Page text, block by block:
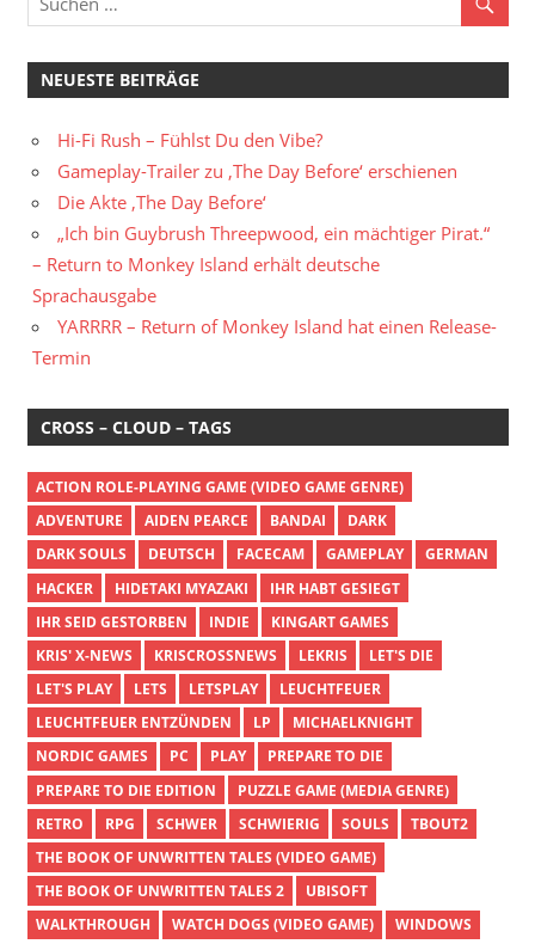
NEUESTE BEITRÄGE
Hi-Fi Rush – Fühlst Du den Vibe?
Gameplay-Trailer zu ‚The Day Before‘ erschienen
Die Akte ‚The Day Before‘
„Ich bin Guybrush Threepwood, ein mächtiger Pirat.“
– Return to Monkey Island erhält deutsche
Sprachausgabe
YARRRR – Return of Monkey Island hat einen Release-
Termin
CROSS – CLOUD – TAGS
ACTION ROLE-PLAYING GAME (VIDEO GAME GENRE)
ADVENTURE
AIDEN PEARCE BANDAI
DARK
DARK SOULS
DEUTSCH FACECAM GAMEPLAY
GERMAN
HACKER
HIDETAKI MYAZAKI
IHR HABT GESIEGT
IHR SEID GESTORBEN
INDIE
KINGART GAMES
KRIS' X-NEWS
KRISCROSSNEWS LEKRIS
LET'S DIE
LET'S PLAY
LETS LETSPLAY
LEUCHTFEUER
LEUCHTFEUER ENTZÜNDEN
LP
MICHAELKNIGHT
NORDIC GAMES
PC PLAY
PREPARE TO DIE
PREPARE TO DIE EDITION
PUZZLE GAME (MEDIA GENRE)
RETRO
RPG SCHWER SCHWIERIG SOULS
TBOUT2
THE BOOK OF UNWRITTEN TALES (VIDEO GAME)
THE BOOK OF UNWRITTEN TALES 2
UBISOFT
WALKTHROUGH
WATCH DOGS (VIDEO GAME) WINDOWS